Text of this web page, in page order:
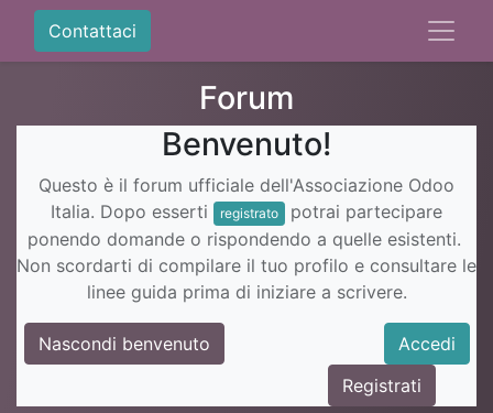
Contattaci
Forum
Benvenuto!
Questo è il forum ufficiale dell'Associazione Odoo
Italia. Dopo esserti
registrato
potrai partecipare
ponendo domande o rispondendo a quelle esistenti.
Non scordarti di compilare il tuo profilo e consultare le
linee guida prima di iniziare a scrivere.
Nascondi benvenuto
Accedi
Registrati